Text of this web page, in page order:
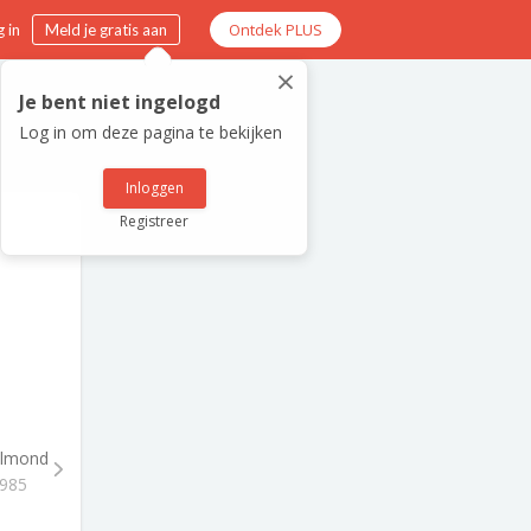
in Meld je gratis aan Ontdek PLUS
×
Je bent niet ingelogd
Log in om deze pagina te bekijken
Inloggen
Registreer